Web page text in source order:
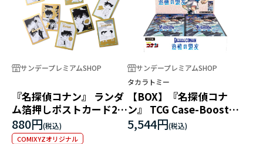
サンデープレミアムSHOP
『名探偵コナン』 ランダ
ム箔押しポストカード2枚
セット【全10種】
880円
COMIXYZオリジナル
サンデープレミアムSHOP
タカラトミー
【BOX】『名探偵コナ
ン』 TCG Case-Booster
10 追憶の盟友
5,544円